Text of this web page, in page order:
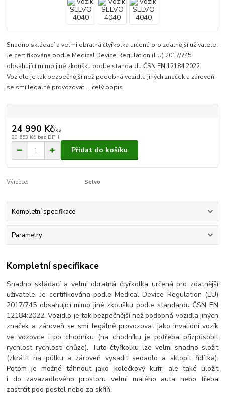
Snadno skládací a velmi obratná čtyřkolka určená pro zdatnější uživatele.
Je certifikována podle Medical Device Regulation (EU) 2017/745
obsahující mimo jiné zkoušku podle standardu ČSN EN 12184:2022.
Vozidlo je tak bezpečnější než podobná vozidla jiných značek a zároveň
se smí legálně provozovat ... celý popis
24 990 Kč/ks
20 653 Kč bez DPH
Přidat do košíku
Výrobce: Selvo
Kompletní specifikace
Parametry
Kompletní specifikace
Snadno skládací a velmi obratná čtyřkolka určená pro zdatnější
uživatele. Je certifikována podle Medical Device Regulation (EU)
2017/745 obsahující mimo jiné zkoušku podle standardu ČSN EN
12184:2022. Vozidlo je tak bezpečnější než podobná vozidla jiných
značek a zároveň se smí legálně provozovat jako invalidní vozík
ve vozovce i po chodníku (na chodníku je potřeba přizpůsobit
rychlost rychlosti chůze). Tuto čtyřkolku lze velmi snadno složit
(zkrátit na půlku a zároveň vysadit sedadlo a sklopit řídítka).
Potom je možné táhnout jako kolečkový kufr, ale také uložit
i do zavazadlového prostoru velmi malého auta nebo třeba
zastrčit pod postel nebo za skříň.